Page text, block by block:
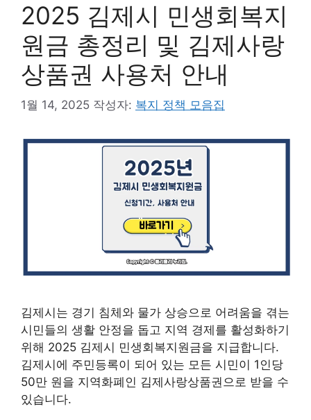
2025 김제시 민생회복지
원금 총정리 및 김제사랑
상품권 사용처 안내
1월 14, 2025 작성자: 복지 정책 모음집
김제시는 경기 침체와 물가 상승으로 어려움을 겪는
시민들의 생활 안정을 돕고 지역 경제를 활성화하기
위해 2025 김제시 민생회복지원금을 지급합니다.
김제시에 주민등록이 되어 있는 모든 시민이 1인당
50만 원을 지역화폐인 김제사랑상품권으로 받을 수
있습니다.